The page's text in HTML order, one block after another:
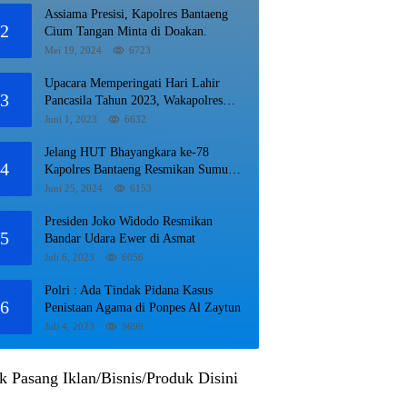
2
Assiama Presisi, Kapolres Bantaeng
Cium Tangan Minta di Doakan.
Mei 19, 2024 6723
3
Upacara Memperingati Hari Lahir
Pancasila Tahun 2023, Wakapolres
Lampung Utara Bacakan Amanat
Juni 1, 2023 6632
4
Jelang HUT Bhayangkara ke-78
Kapolres Bantaeng Resmikan Sumur
Bor di Desa Kaloling Bantaeng
Juni 25, 2024 6153
5
Presiden Joko Widodo Resmikan
Bandar Udara Ewer di Asmat
Juli 6, 2023 6056
6
Polri : Ada Tindak Pidana Kasus
Penistaan Agama di Ponpes Al Zaytun
Juli 4, 2023 5699
Pasang Iklan/Bisnis/Produk Disini